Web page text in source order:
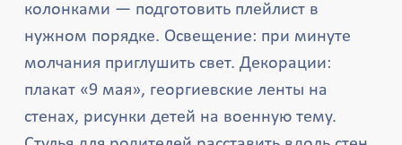
колонками — подготовить плейлист в
нужном порядке. Освещение: при минуте
молчания приглушить свет. Декорации:
плакат «9 мая», георгиевские ленты на
стенах, рисунки детей на военную тему.